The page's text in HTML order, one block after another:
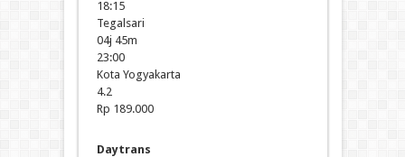
18:15
Tegalsari
04j 45m
23:00
Kota Yogyakarta
4.2
Rp 189.000
Daytrans